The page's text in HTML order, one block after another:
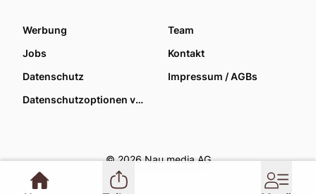
Werbung
Team
Jobs
Kontakt
Datenschutz
Impressum / AGBs
Datenschutzoptionen verwalten
© 2026 Nau media AG